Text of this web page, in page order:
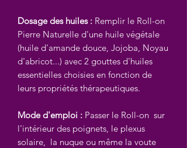
Dosage des huiles : Remplir le Roll-on
Pierre Naturelle d'une huile végétale
(huile d'amande douce, Jojoba, Noyau
d'abricot...) avec 2 gouttes d'huiles
essentielles choisies en fonction de
leurs propriétés thérapeutiques.
Mode d'emploi : Passer le Roll-on sur
l'intérieur des poignets, le plexus
solaire, la nuque ou même la voute